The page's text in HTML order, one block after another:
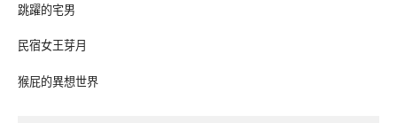
跳躍的宅男
民宿女王芽月
猴屁的異想世界